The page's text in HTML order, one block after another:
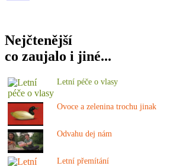
Nejčtenější
co zaujalo i jiné...
Letní péče o vlasy
Ovoce a zelenina trochu jinak
Odvahu dej nám
Letní přemítání